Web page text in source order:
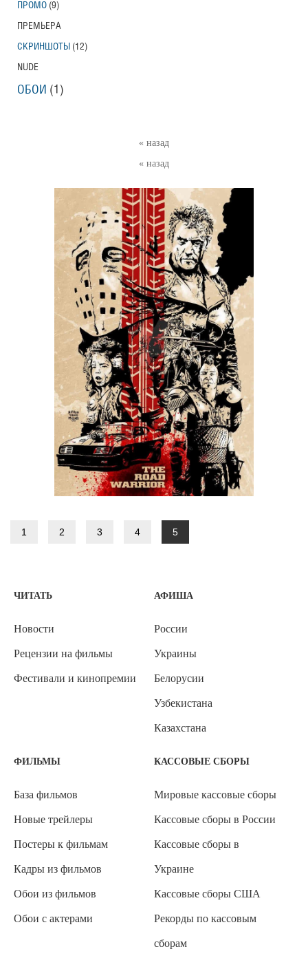
« назад
« назад
1 2 3 4 5
ПРОМО (9)
ПРЕМЬЕРА
СКРИНШОТЫ (12)
NUDE
ОБОИ (1)
ЧИТАТЬ
Новости
Рецензии на фильмы
Фестивали и кинопремии
АФИША
России
Украины
Белорусии
Узбекистана
Казахстана
ФИЛЬМЫ
База фильмов
Новые трейлеры
Постеры к фильмам
Кадры из фильмов
Обои из фильмов
Обои с актерами
КАССОВЫЕ СБОРЫ
Мировые кассовые сборы
Кассовые сборы в России
Кассовые сборы в
Украине
Кассовые сборы США
Рекорды по кассовым
сборам